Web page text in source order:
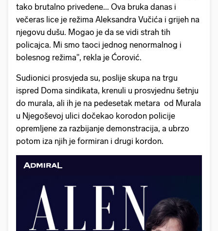
tako brutalno privedene... Ova bruka danas i
večeras lice je režima Aleksandra Vučića i grijeh na
njegovu dušu. Mogao je da se vidi strah tih
policajca. Mi smo taoci jednog nenormalnog i
bolesnog režima", rekla je Ćorović.
Sudionici prosvjeda su, poslije skupa na trgu
ispred Doma sindikata, krenuli u prosvjednu šetnju
do murala, ali ih je na pedesetak metara od Murala
u Njegoševoj ulici dočekao korodon policije
opremljene za razbijanje demonstracija, a ubrzo
potom iza njih je formiran i drugi kordon.